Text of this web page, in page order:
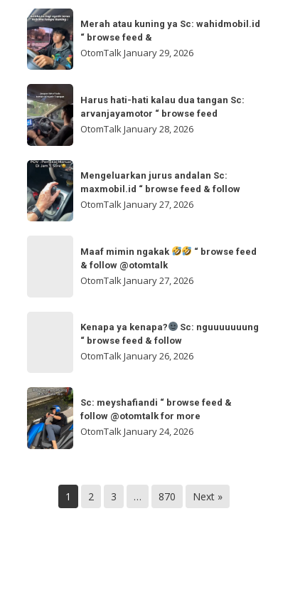
&
follow
otw
🌬
🌬
Sc:
“
browse
feed
Merah
atau
kuning
ya
Sc:
wahidmobil.id
“
browse
Merah atau kuning ya Sc: wahidmobil.id
“ browse feed &
OtomTalkJanuary 29, 2026
Harus
hati-
hati
kalau
dua
tangan
Sc:
arvanjayamotor
Harus hati-hati kalau dua tangan Sc:
arvanjayamotor “ browse feed
OtomTalkJanuary 28, 2026
Mengeluarkan
jurus
andalan
Sc:
Mengeluarkan jurus andalan Sc:
maxmobil.id “ browse feed & follow
OtomTalkJanuary 27, 2026
follow
@otomtalk
Maaf mimin ngakak
“ browse feed
& follow @otomtalk
OtomTalk January 27, 2026
Sc:
nguuuuuuung
“
browse
follow
Kenapa ya kenapa?
Sc: nguuuuuuung
“ browse feed & follow
OtomTalkJanuary 26, 2026
Sc:
meyshafiandi
“
browse
Sc: meyshafiandi “ browse feed &
follow @otomtalk for more
OtomTalkJanuary 24, 2026
1 2 3 … 870 Next »